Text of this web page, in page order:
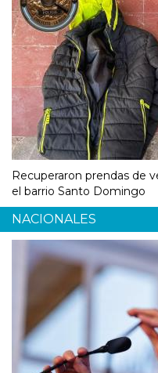
Recuperaron prendas de
el barrio Santo Domingo
NACIONALES